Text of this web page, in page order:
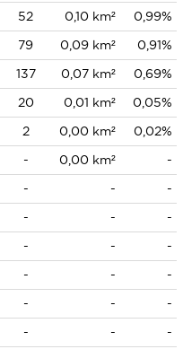
52 0,10 km²
0,99%
79 0,09 km²
0,91%
137 0,07 km²
0,69%
20 0,01 km²
0,05%
2 0,00 km²
0,02%
- 0,00 km²
-
- -
-
- -
-
- -
-
- -
-
- -
-
- - -